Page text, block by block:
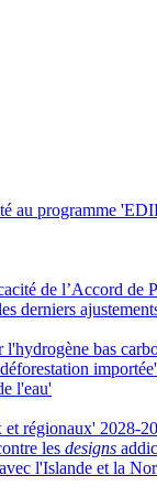
au programme
de l’Accord de
derniers
l'hydrogène bas
importée'
l'eau'
et régionaux' 2028-
les designs
l'Islande et la